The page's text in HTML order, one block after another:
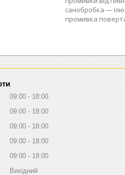
санобробка —
промивка
09:00
18:00
09:00
18:00
09:00
18:00
09:00
18:00
09:00
18:00
Вихідний